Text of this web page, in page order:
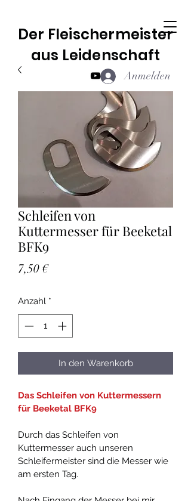
Der Fleischermeister
aus Leidenschaft
Anmelden
Schleifen von
Kuttermesser für Beeketal
BFK9
7,50 €Preis
Anzahl *
In den Warenkorb
Das Schleifen von Kuttermessern
für Beeketal BFK9
Durch das Schleifen von
Kuttermesser auch unseren
Schleifermeister sind die Messer wie
am ersten Tag.